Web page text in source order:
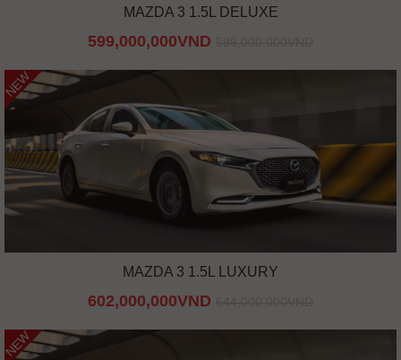
MAZDA 3 1.5L DELUXE
599,000,000VND
NEW
MAZDA 3 1.5L LUXURY
602,000,000VND
NEW